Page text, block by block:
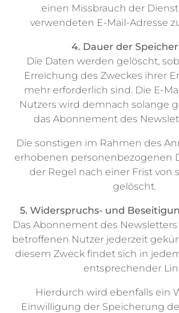
einen Missbrauch der
verwendeten E-Mail-Adresse
4. Dauer der
Die Daten werden gelöscht,
Erreichung des Zweckes ihrer
mehr erforderlich sind. Die E-
Nutzers wird demnach solange
das Abonnement des
Die sonstigen im Rahmen des
erhobenen personenbezogenen
der Regel nach einer Frist von
gelöscht.
5. Widerspruchs- und
Das Abonnement des
betroffenen Nutzer jederzeit
diesem Zweck findet sich in
entsprechender
Hierdurch wird ebenfalls ein
Einwilligung der Speicherung